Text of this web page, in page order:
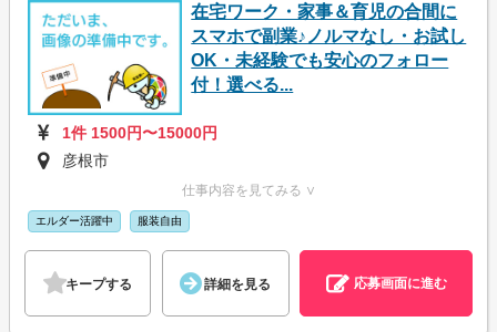
在宅ワーク・家事＆育児の合間に
スマホで副業♪ノルマなし・お試し
OK・未経験でも安心のフォロー
付！選べる...
1件 1500円〜15000円
彦根市
仕事内容を見てみる ∨
エルダー活躍中 服装自由
キープする 詳細を見る 応募画面に進む